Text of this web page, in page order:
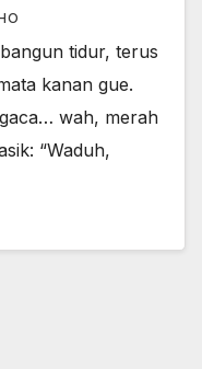
tidur, terus
kanan gue.
wah, merah
“Waduh,